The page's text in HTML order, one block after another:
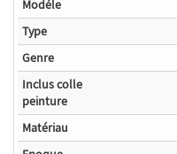
Modéle
Type
Genre
Inclus colle
peinture
Matériau